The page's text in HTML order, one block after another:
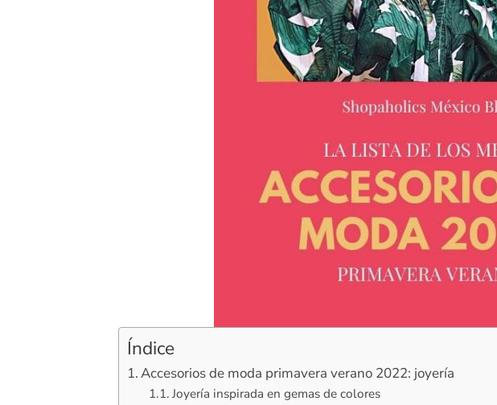
Índice
Accesorios de moda primavera verano 2022: joyería
Joyería inspirada en gemas de colores